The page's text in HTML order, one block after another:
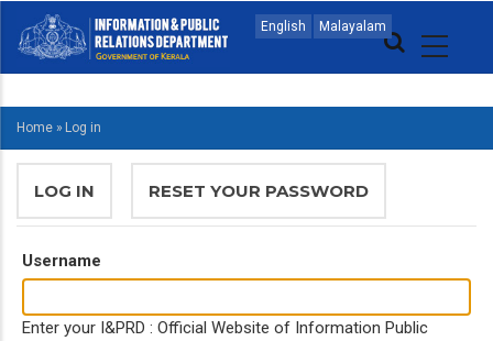
main
English Malayalam
MAIN
NAVIGATION
MALAYALAM
BREADCRUMB
Home » Log in
PRIMARY
TABS
LOG IN (ACTIVERESET YOUR PASSWORD
Username
Enter your I&PRD : Official Website of Information Public